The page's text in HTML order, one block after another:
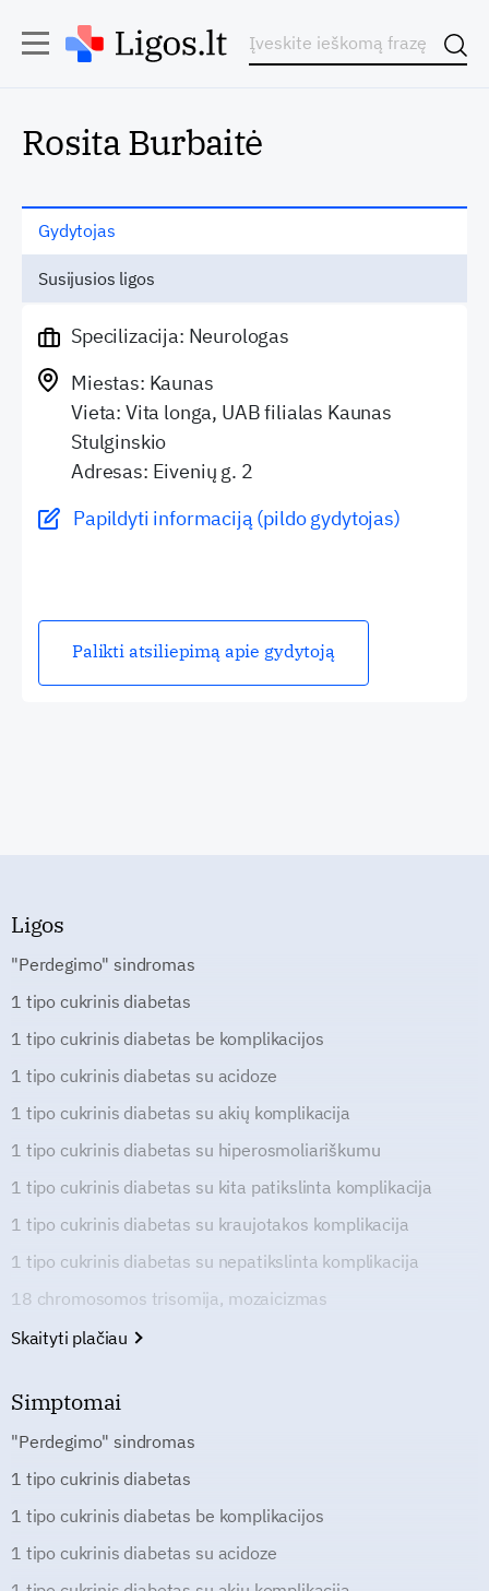
Rosita Burbaitė
Gydytojas
Susijusios ligos
Specilizacija: Neurologas
Miestas: Kaunas
Vieta: Vita longa, UAB filialas Kaunas
Stulginskio
Adresas: Eivenių g. 2
Papildyti informaciją (pildo gydytojas)
Palikti atsiliepimą apie gydytoją
Ligos
"Perdegimo" sindromas
1 tipo cukrinis diabetas
1 tipo cukrinis diabetas be komplikacijos
1 tipo cukrinis diabetas su acidoze
1 tipo cukrinis diabetas su akių komplikacija
1 tipo cukrinis diabetas su hiperosmoliariškumu
1 tipo cukrinis diabetas su kita patikslinta komplikacija
1 tipo cukrinis diabetas su kraujotakos komplikacija
1 tipo cukrinis diabetas su nepatikslinta komplikacija
18 chromosomos trisomija, mozaicizmas
Skaityti plačiau
Simptomai
"Perdegimo" sindromas
1 tipo cukrinis diabetas
1 tipo cukrinis diabetas be komplikacijos
1 tipo cukrinis diabetas su acidoze